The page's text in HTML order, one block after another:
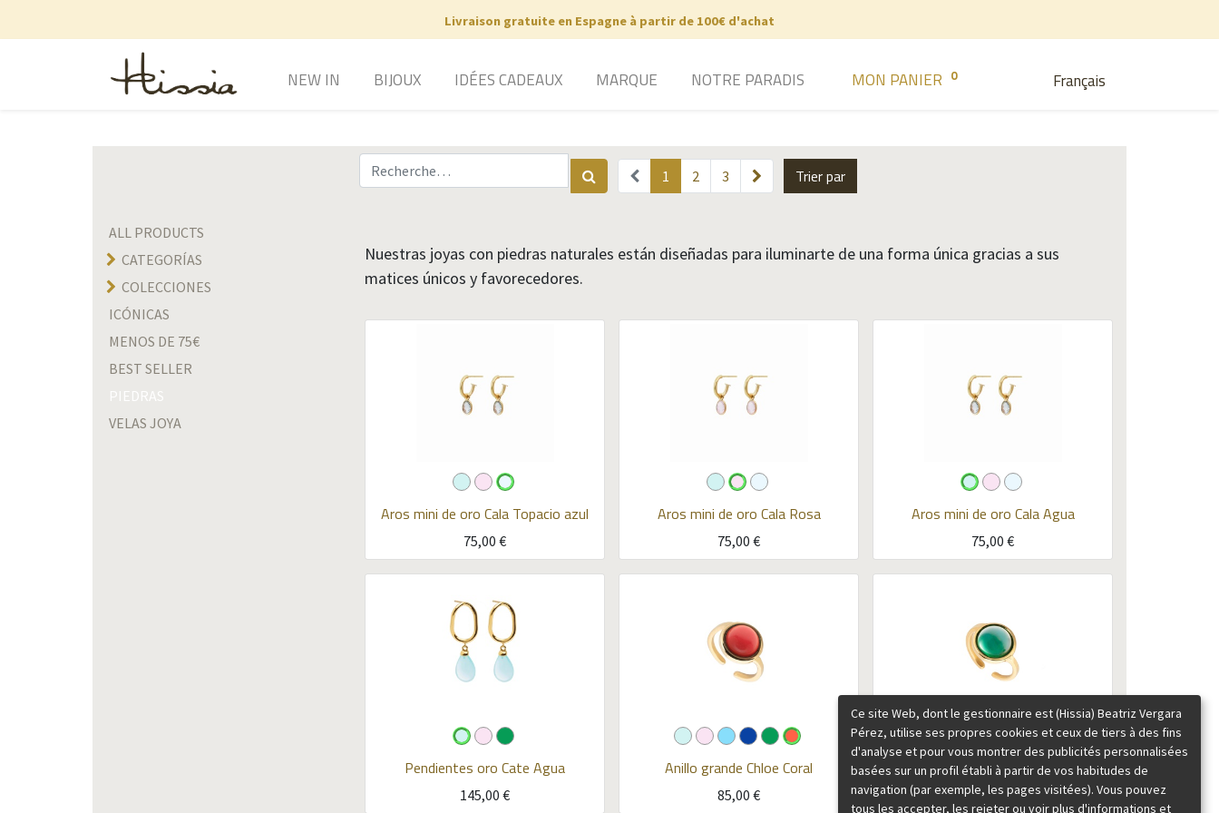
Livraison gratuite en Espagne à partir de 100€ d'achat
Français
NEW IN BIJOUX IDÉES CADEAUX MARQUE NOTRE PARADIS MON PANIER 0
1 2 3 Trier par
ALL PRODUCTS
CATEGORÍAS
COLECCIONES
ICÓNICAS
MENOS DE 75€
BEST SELLER
PIEDRAS
VELAS JOYA
Nuestras joyas con piedras naturales están diseñadas para iluminarte de una forma única gracias a sus
matices únicos y favorecedores.
Aros mini de oro Cala Topacio azul
75,00 €
Aros mini de oro Cala Rosa
75,00 €
Aros mini de oro CalaAgua
75,00 €
Pendientes oro Cate Agua
145,00 €
Anillo grande Chloe Coral
85,00 €
Anillo grande Chloe Verde
85,00 €
Ce site Web, dont le gestionnaire est (Hissia) Beatriz Vergara
Pérez, utilise ses propres cookies et ceux de tiers à des fins
d'analyse et pour vous montrer des publicités personnalisées
basées sur un profil établi à partir de vos habitudes de
navigation (par exemple, les pages visitées). Vous pouvez
tous les accepter, les rejeter ou voir plus d'informations et